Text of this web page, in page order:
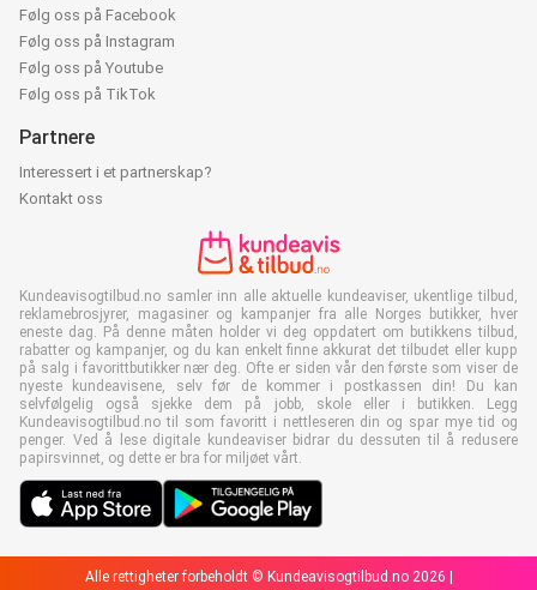
Følg oss på Facebook
Følg oss på Instagram
Følg oss på Youtube
Følg oss på TikTok
Partnere
Interessert i et partnerskap?
Kontakt oss
Kundeavisogtilbud.no samler inn alle aktuelle kundeaviser, ukentlige tilbud,
reklamebrosjyrer, magasiner og kampanjer fra alle Norges butikker, hver
eneste dag. På denne måten holder vi deg oppdatert om butikkens tilbud,
rabatter og kampanjer, og du kan enkelt finne akkurat det tilbudet eller kupp
på salg i favorittbutikker nær deg. Ofte er siden vår den første som viser de
nyeste kundeavisene, selv før de kommer i postkassen din! Du kan
selvfølgelig også sjekke dem på jobb, skole eller i butikken. Legg
Kundeavisogtilbud.no til som favoritt i nettleseren din og spar mye tid og
penger. Ved å lese digitale kundeaviser bidrar du dessuten til å redusere
papirsvinnet, og dette er bra for miljøet vårt.
Alle rettigheter forbeholdt © Kundeavisogtilbud.no 2026 |